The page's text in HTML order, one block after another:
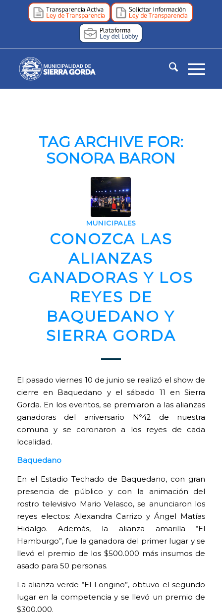
TAG ARCHIVE FOR:
SONORA BARON
MUNICIPALES
CONOZCA LAS
ALIANZAS
GANADORAS Y LOS
REYES DE
BAQUEDANO Y
SIERRA GORDA
El pasado viernes 10 de junio se realizó el show de
cierre en Baquedano y el sábado 11 en Sierra
Gorda. En los eventos, se premiaron a las alianzas
ganadoras del aniversario Nº42 de nuestra
comuna y se coronaron a los reyes de cada
localidad.
Baquedano
En el Estadio Techado de Baquedano, con gran
presencia de público y con la animación del
rostro televisivo Mario Velasco, se anunciaron los
reyes electos: Alexandra Carrizo y Ángel Matías
Hidalgo. Además, la alianza amarilla “El
Hamburgo”, fue la ganadora del primer lugar y se
llevó el premio de los $500.000 más insumos de
asado para 50 personas.
La alianza verde “El Longino”, obtuvo el segundo
lugar en la competencia y se llevó un premio de
$300.000.